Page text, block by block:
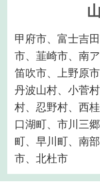
甲府市、富士吉
市、韮崎市、南
笛吹市、上野原
丹波山村、小菅
村、忍野村、西
口湖町、市川三
町、早川町、南
市、北杜市